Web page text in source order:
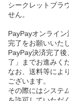
シークレットブラ
せん。
PayPayオンライ
完了をお願いいた
PayPay決済完了
了」までお進みく
なお、送料等によ
ございます。
その際にはシステ